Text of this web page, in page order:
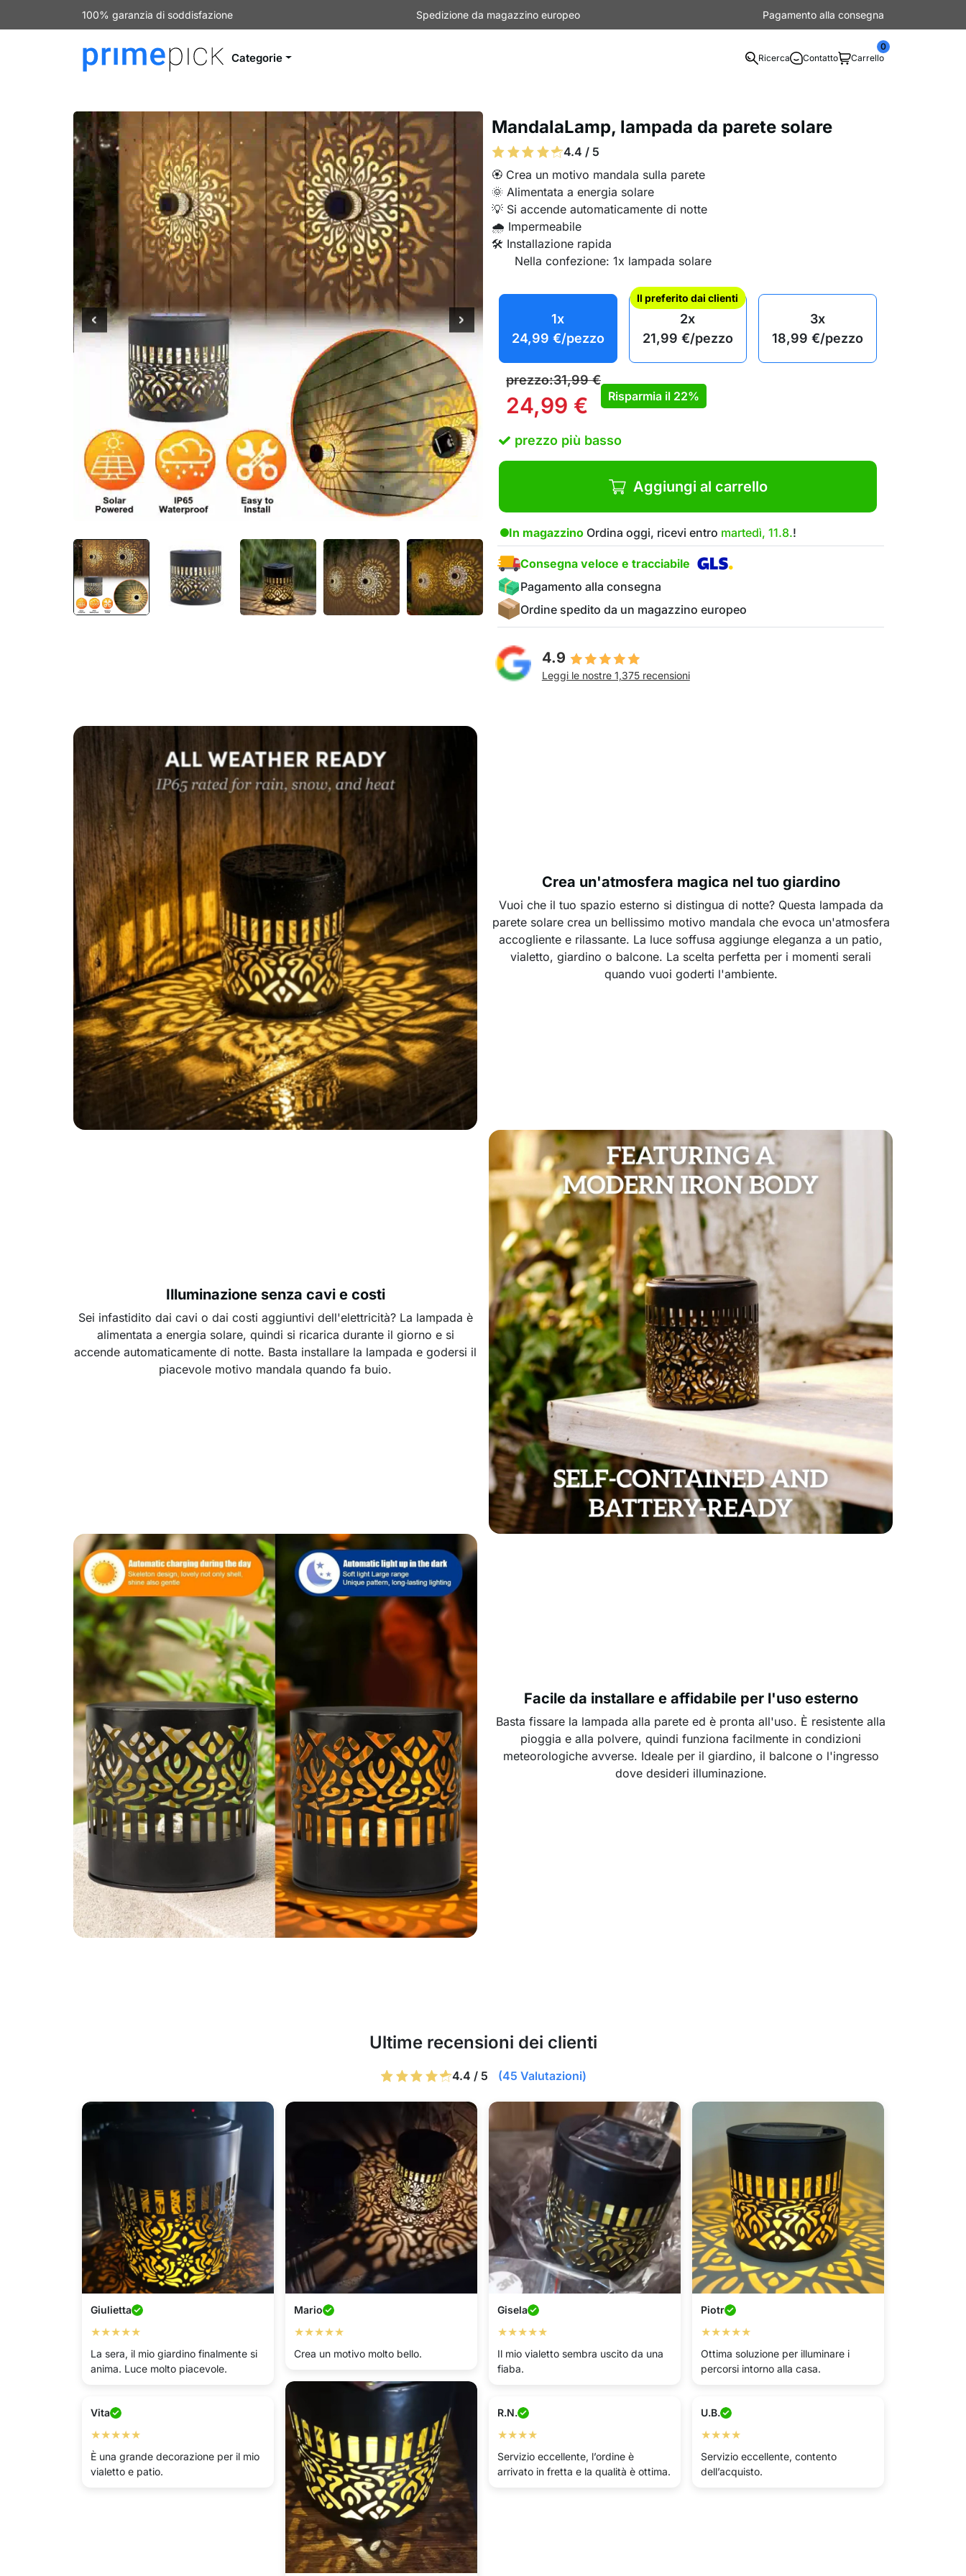
100% garanzia di soddisfazione Spedizione da magazzino europeo Pagamento alla consegna
Categorie Ricerca Contatto Carrello
0
MandalaLamp, lampada da parete solare
4.4 / 5
🏵️ Crea un motivo mandala sulla parete
🌞 Alimentata a energia solare
💡 Si accende automaticamente di notte
🌧️ Impermeabile
🛠️ Installazione rapida
Nella confezione: 1x lampada solare
1x
24,99 €/pezzo
Il preferito dai clienti
2x
21,99 €/pezzo
3x
18,99€/pezzo
prezzo:31,99€
24,99 € Risparmia il 22%
prezzo più basso
Aggiungi al carrello
In magazzino Ordina oggi, ricevi entro martedì, 11.8.!
Consegna veloce e tracciabile
Pagamento alla consegna
Ordine spedito da un magazzino europeo
4.9
Leggi le nostre 1,375 recensioni
Crea un'atmosfera magica nel tuo giardino
Vuoi che il tuo spazio esterno si distingua di notte? Questa lampada da
parete solare crea un bellissimo motivo mandala che evoca un'atmosfera
accogliente e rilassante. La luce soffusa aggiunge eleganza a un patio,
vialetto, giardino o balcone. La scelta perfetta per i momenti serali
quando vuoi goderti l'ambiente.
Illuminazione senza cavi e costi
Sei infastidito dai cavi o dai costi aggiuntivi dell'elettricità? La lampada è
alimentata a energia solare, quindi si ricarica durante il giorno e si
accende automaticamente di notte. Basta installare la lampada e godersi il
piacevole motivo mandala quando fa buio.
Facile da installare e affidabile per l'uso esterno
Basta fissare la lampada alla parete ed è pronta all'uso. È resistente alla
pioggia e alla polvere, quindi funziona facilmente in condizioni
meteorologiche avverse. Ideale per il giardino, il balcone o l'ingresso
dove desideri illuminazione.
Ultime recensioni dei clienti
4.4 / 5 (45 Valutazioni)
Giulietta
★★★★★
La sera, il mio giardino finalmente si
anima. Luce molto piacevole.
Mario
★★★★★
Crea un motivo molto bello.
Gisela
★★★★★
Il mio vialetto sembra uscito da una
fiaba.
Piotr
★★★★★
Ottima soluzione per illuminare i
percorsi intorno alla casa.
Vita
★★★★★
È una grande decorazione per il mio
vialetto e patio.
R.N.
★★★★
Servizio eccellente, l’ordine è
arrivato in fretta e la qualità è ottima.
U.B.
★★★★
Servizio eccellente, contento
dell’acquisto.